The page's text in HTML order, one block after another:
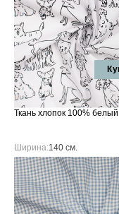
Ткань хлопок 100% белый
Ширина:140 см.